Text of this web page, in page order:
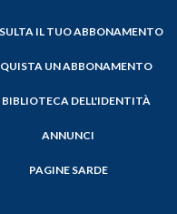
IL TUO ABBONAMENTO
UN ABBONAMENTO
BIBLIOTECA DELL'IDENTITÀ
ANNUNCI
PAGINE SARDE